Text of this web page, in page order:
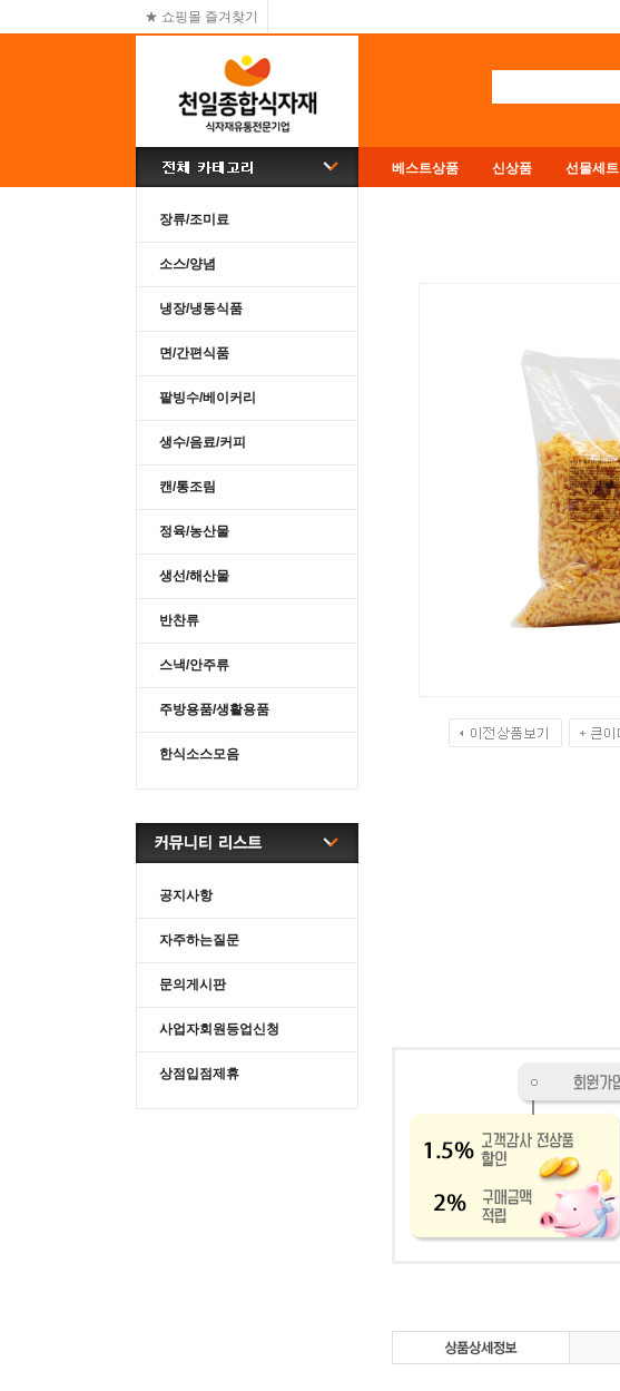
★ 쇼핑몰 즐겨찾기
베스트상품 신상품 선물세트
장류/조미료
소스/양념
냉장/냉동식품
면/간편식품
팥빙수/베이커리
생수/음료/커피
캔/통조림
정육/농산물
생선/해산물
반찬류
스낵/안주류
주방용품/생활용품
한식소스모음
공지사항
자주하는질문
문의게시판
사업자회원등업신청
상점입점제휴